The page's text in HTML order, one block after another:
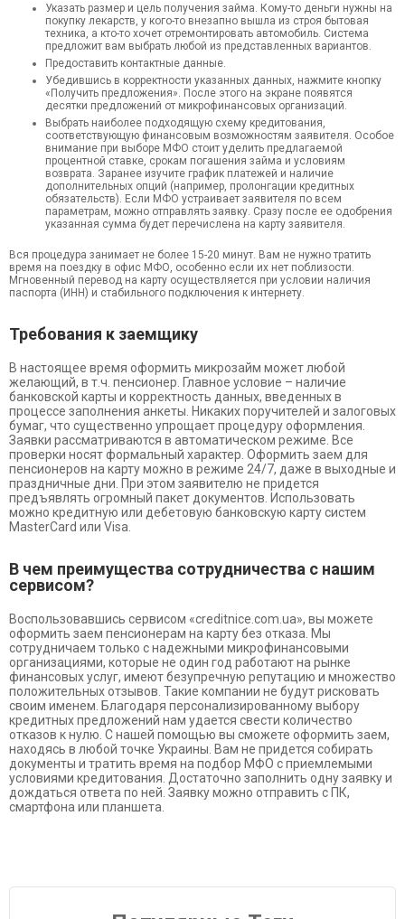
Указать размер и цель получения займа. Кому-то деньги нужны на
покупку лекарств, у кого-то внезапно вышла из строя бытовая
техника, а кто-то хочет отремонтировать автомобиль. Система
предложит вам выбрать любой из представленных вариантов.
Предоставить контактные данные.
Убедившись в корректности указанных данных, нажмите кнопку
«Получить предложения». После этого на экране появятся
десятки предложений от микрофинансовых организаций.
Выбрать наиболее подходящую схему кредитования,
соответствующую финансовым возможностям заявителя. Особое
внимание при выборе МФО стоит уделить предлагаемой
процентной ставке, срокам погашения займа и условиям
возврата. Заранее изучите график платежей и наличие
дополнительных опций (например, пролонгации кредитных
обязательств). Если МФО устраивает заявителя по всем
параметрам, можно отправлять заявку. Сразу после ее одобрения
указанная сумма будет перечислена на карту заявителя.
Вся процедура занимает не более 15-20 минут. Вам не нужно тратить
время на поездку в офис МФО, особенно если их нет поблизости.
Мгновенный перевод на карту осуществляется при условии наличия
паспорта (ИНН) и стабильного подключения к интернету.
Требования к заемщику
В настоящее время оформить микрозайм может любой
желающий, в т.ч. пенсионер. Главное условие – наличие
банковской карты и корректность данных, введенных в
процессе заполнения анкеты. Никаких поручителей и залоговых
бумаг, что существенно упрощает процедуру оформления.
Заявки рассматриваются в автоматическом режиме. Все
проверки носят формальный характер. Оформить заем для
пенсионеров на карту можно в режиме 24/7, даже в выходные и
праздничные дни. При этом заявителю не придется
предъявлять огромный пакет документов. Использовать
можно кредитную или дебетовую банковскую карту систем
MasterCard или Visa.
В чем преимущества сотрудничества с нашим
сервисом?
Воспользовавшись сервисом «creditnice.com.ua», вы можете
оформить заем пенсионерам на карту без отказа. Мы
сотрудничаем только с надежными микрофинансовыми
организациями, которые не один год работают на рынке
финансовых услуг, имеют безупречную репутацию и множество
положительных отзывов. Такие компании не будут рисковать
своим именем. Благодаря персонализированному выбору
кредитных предложений нам удается свести количество
отказов к нулю. С нашей помощью вы сможете оформить заем,
находясь в любой точке Украины. Вам не придется собирать
документы и тратить время на подбор МФО с приемлемыми
условиями кредитования. Достаточно заполнить одну заявку и
дождаться ответа по ней. Заявку можно отправить с ПК,
смартфона или планшета.